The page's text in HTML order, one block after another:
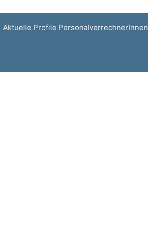
Aktuelle Profile PersonalverrechnerInnen